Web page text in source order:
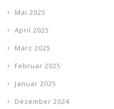
Mai 2025
April 2025
März 2025
Februar 2025
Januar 2025
Dezember 2024